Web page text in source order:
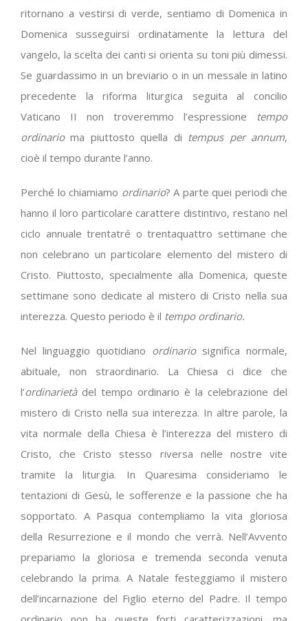
ritornano a vestirsi di verde, sentiamo di Domenica in
Domenica susseguirsi ordinatamente la lettura del
vangelo, la scelta dei canti si orienta su toni più dimessi.
Se guardassimo in un breviario o in un messale in latino
precedente la riforma liturgica seguita al concilio
Vaticano II non troveremmo l’espressione tempo
ordinarioma piuttosto quella di tempus per annum,
cioè il tempo durante l’anno.
Perché lo chiamiamo ordinario? A parte quei periodi che
hanno il loro particolare carattere distintivo, restano nel
ciclo annuale trentatré o trentaquattro settimane che
non celebrano un particolare elemento del mistero di
Cristo. Piuttosto, specialmente alla Domenica, queste
settimane sono dedicate al mistero di Cristo nella sua
interezza. Questo periodo è il tempo ordinario.
Nel linguaggio quotidiano ordinariosignifica normale,
abituale, non straordinario. La Chiesa ci dice che
l’ordinarietàdel tempo ordinario è la celebrazione del
mistero di Cristo nella sua interezza. In altre parole, la
vita normale della Chiesa è l’interezza del mistero di
Cristo, che Cristo stesso riversa nelle nostre vite
tramite la liturgia. In Quaresima consideriamo le
tentazioni di Gesù, le sofferenze e la passione che ha
sopportato. A Pasqua contempliamo la vita gloriosa
della Resurrezione e il mondo che verrà. Nell’Avvento
prepariamo la gloriosa e tremenda seconda venuta
celebrando la prima. A Natale festeggiamo il mistero
dell’incarnazione del Figlio eterno del Padre. Il tempo